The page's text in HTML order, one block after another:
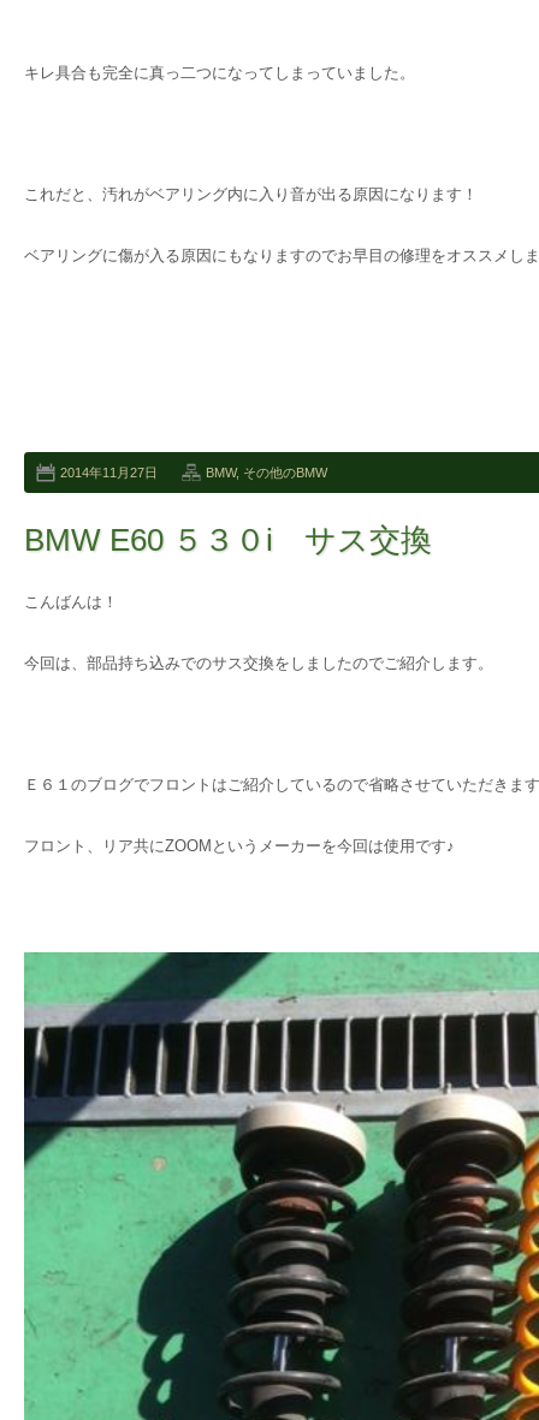
キレ具合も完全に真っ二つになってしまっていました。
これだと、汚れがベアリング内に入り音が出る原因になります！
ベアリングに傷が入る原因にもなりますのでお早目の修理をオススメし
2014年11月27日 BMW, その他のBMW
BMW E60 ５３０i サス交換
こんばんは！
今回は、部品持ち込みでのサス交換をしましたのでご紹介します。
Ｅ６１のブログでフロントはご紹介しているので省略させていただきま
フロント、リア共にZOOMというメーカーを今回は使用です♪